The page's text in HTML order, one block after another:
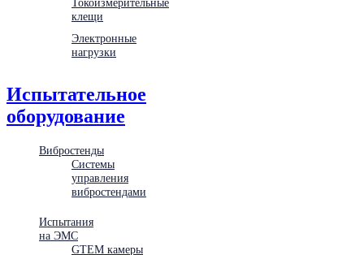
клещи
Электронные
нагрузки
Испытательное
оборудование
Вибростенды
Системы
управления
вибростендами
Испытания
на ЭМС
GTEM камеры